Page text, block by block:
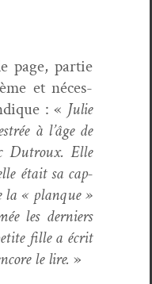
page, par­tie
et néces­
: « Julie
à l’âge de
Dutroux. Elle
était sa cap­
la « planque »
les derniers
fille a écrit
le lire. »